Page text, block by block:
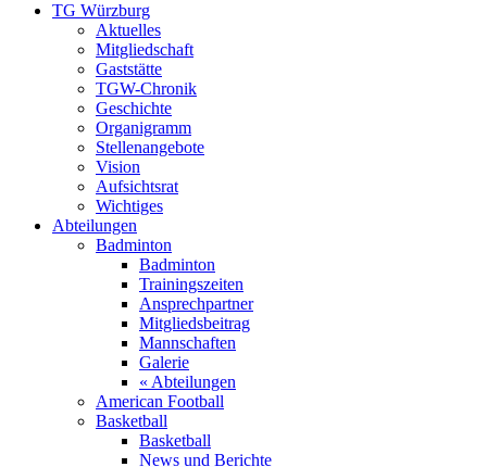
TG Würzburg
Aktuelles
Mitgliedschaft
Gaststätte
TGW-Chronik
Geschichte
Organigramm
Stellenangebote
Vision
Aufsichtsrat
Wichtiges
Abteilungen
Badminton
Badminton
Trainingszeiten
Ansprechpartner
Mitgliedsbeitrag
Mannschaften
Galerie
« Abteilungen
American Football
Basketball
Basketball
News und Berichte